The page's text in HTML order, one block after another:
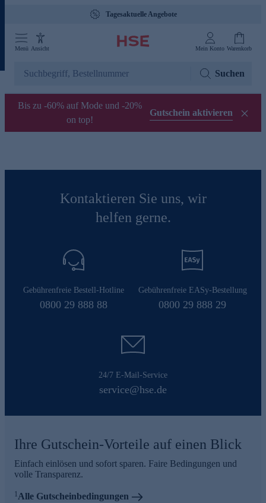
Tagesaktuelle Angebote
Menü Ansicht Mein Konto Warenkorb
Suchen
Bis zu -60% auf Mode und -20%
on top!
Gutschein aktivieren
Kontaktieren Sie uns, wir
helfen gerne.
Gebührenfreie Bestell-Hotline
0800 29 888 88
Gebührenfreie EASy-Bestellung
0800 29 888 29
24/7 E-Mail-Service
service@hse.de
Ihre Gutschein-Vorteile auf einen Blick
Einfach einlösen und sofort sparen. Faire Bedingungen und
volle Transparenz.
1Alle Gutscheinbedingungen